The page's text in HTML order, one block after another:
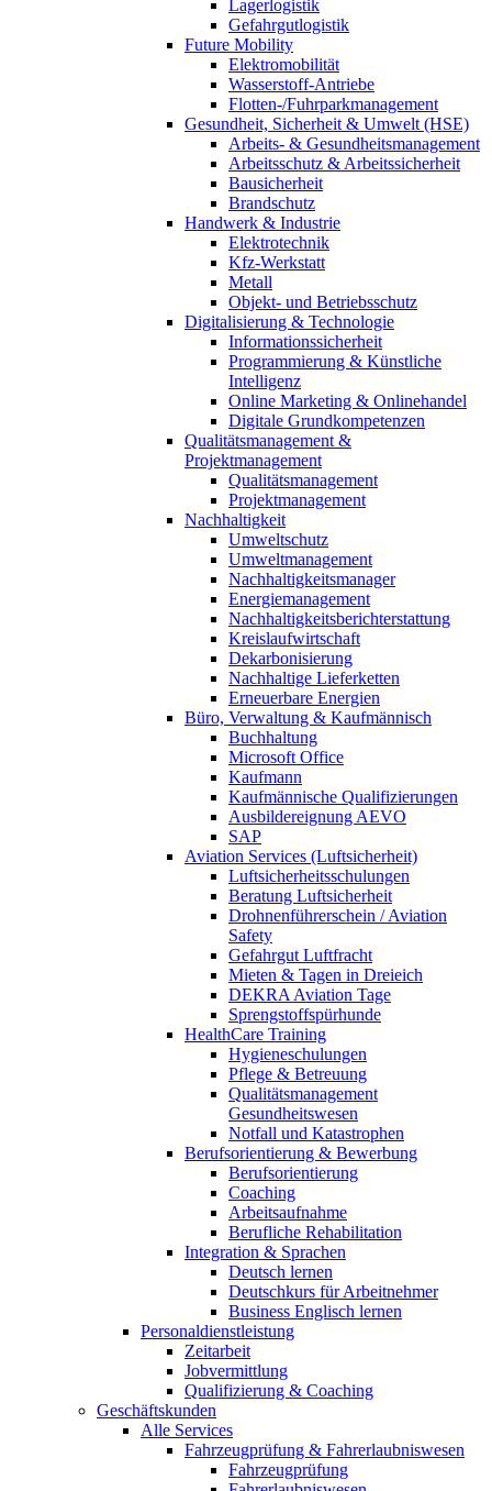
Lagerlogistik
Gefahrgutlogistik
Future Mobility
Elektromobilität
Wasserstoff-Antriebe
Flotten-/Fuhrparkmanagement
Gesundheit, Sicherheit & Umwelt (HSE)
Arbeits- & Gesundheitsmanagement
Arbeitsschutz & Arbeitssicherheit
Bausicherheit
Brandschutz
Handwerk & Industrie
Elektrotechnik
Kfz-Werkstatt
Metall
Objekt- und Betriebsschutz
Digitalisierung & Technologie
Informationssicherheit
Programmierung & Künstliche
Intelligenz
Online Marketing & Onlinehandel
Digitale Grundkompetenzen
Qualitätsmanagement &
Projektmanagement
Qualitätsmanagement
Projektmanagement
Nachhaltigkeit
Umweltschutz
Umweltmanagement
Nachhaltigkeitsmanager
Energiemanagement
Nachhaltigkeitsberichterstattung
Kreislaufwirtschaft
Dekarbonisierung
Nachhaltige Lieferketten
Erneuerbare Energien
Büro, Verwaltung & Kaufmännisch
Buchhaltung
Microsoft Office
Kaufmann
Kaufmännische Qualifizierungen
Ausbildereignung AEVO
SAP
Aviation Services (Luftsicherheit)
Luftsicherheitsschulungen
Beratung Luftsicherheit
Drohnenführerschein / Aviation
Safety
Gefahrgut Luftfracht
Mieten & Tagen in Dreieich
DEKRA Aviation Tage
Sprengstoffspürhunde
HealthCare Training
Hygieneschulungen
Pflege & Betreuung
Qualitätsmanagement
Gesundheitswesen
Notfall und Katastrophen
Berufsorientierung & Bewerbung
Berufsorientierung
Coaching
Arbeitsaufnahme
Berufliche Rehabilitation
Integration & Sprachen
Deutsch lernen
Deutschkurs für Arbeitnehmer
Business Englisch lernen
Personaldienstleistung
Zeitarbeit
Jobvermittlung
Qualifizierung & Coaching
Geschäftskunden
Alle Services
Fahrzeugprüfung & Fahrerlaubniswesen
Fahrzeugprüfung